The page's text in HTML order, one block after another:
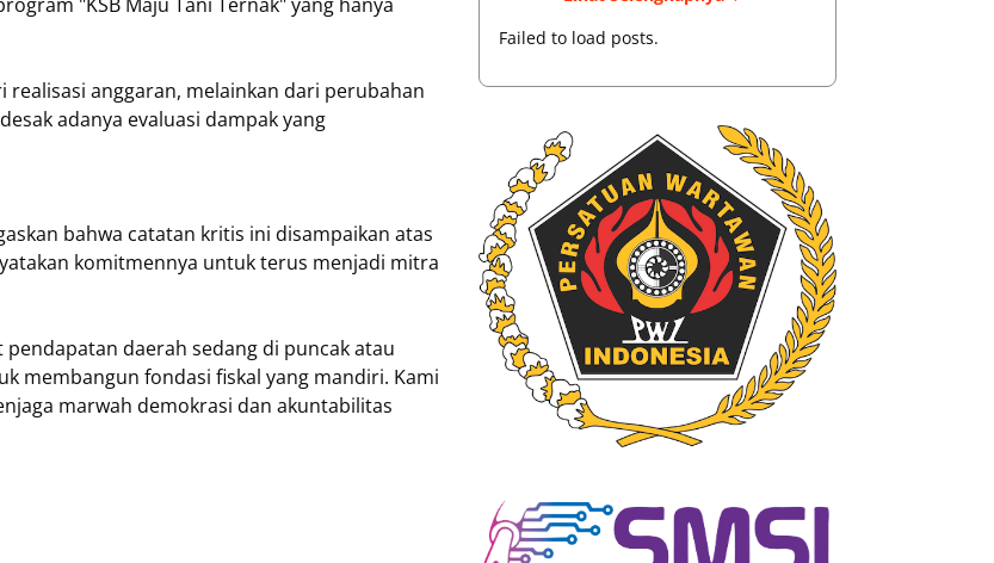
anggaran, melainkan dari perubahan
adanya evaluasi dampak yang
bahwa catatan kritis ini disampaikan atas
komitmennya untuk terus menjadi mitra
daerah sedang di puncak atau
membangun fondasi fiskal yang mandiri. Kami
marwah demokrasi dan akuntabilitas
Failed to load posts.